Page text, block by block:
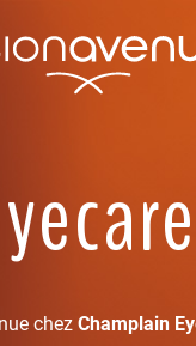
chez Champlain